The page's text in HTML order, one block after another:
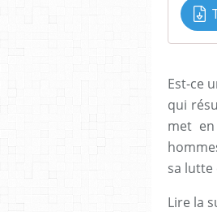
Est-ce
qui
met
sa lutte
Lire la